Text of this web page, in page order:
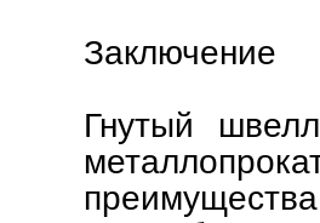
Заключение
Гнутый